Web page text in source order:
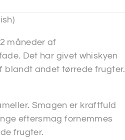
måneder af
Det har givet whiskyen
blandt andet tørrede frugter.
Smagen er kraftfuld
eftersmag fornemmes
frugter.